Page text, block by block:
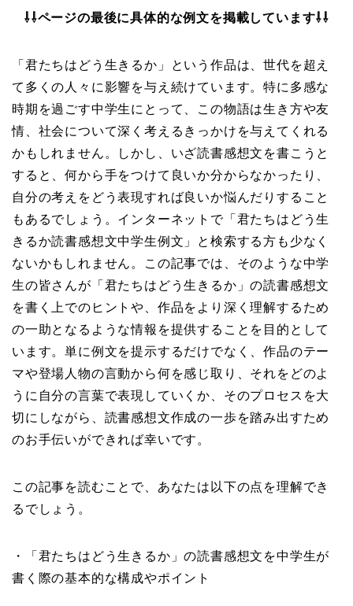
⇩⇩ページの最後に具体的な例文を掲載しています⇩⇩
「君たちはどう生きるか」という作品は、世代を超え
て多くの人々に影響を与え続けています。特に多感な
時期を過ごす中学生にとって、この物語は生き方や友
情、社会について深く考えるきっかけを与えてくれる
かもしれません。しかし、いざ読書感想文を書こうと
すると、何から手をつけて良いか分からなかったり、
自分の考えをどう表現すれば良いか悩んだりすること
もあるでしょう。インターネットで「君たちはどう生
きるか読書感想文中学生例文」と検索する方も少なく
ないかもしれません。この記事では、そのような中学
生の皆さんが「君たちはどう生きるか」の読書感想文
を書く上でのヒントや、作品をより深く理解するため
の一助となるような情報を提供することを目的として
います。単に例文を提示するだけでなく、作品のテー
マや登場人物の言動から何を感じ取り、それをどのよ
うに自分の言葉で表現していくか、そのプロセスを大
切にしながら、読書感想文作成の一歩を踏み出すため
のお手伝いができれば幸いです。
この記事を読むことで、あなたは以下の点を理解でき
るでしょう。
・「君たちはどう生きるか」の読書感想文を中学生が
書く際の基本的な構成やポイント